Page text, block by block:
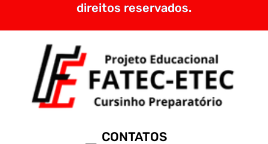
direitos reservados.
CONTATOS